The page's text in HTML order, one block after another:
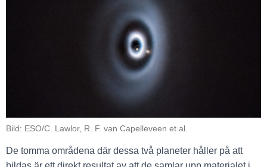
Bild: ESO/C. Lawlor, R. F. van Capelleveen et al.
De tomma områdena där dessa två planeter håller på att